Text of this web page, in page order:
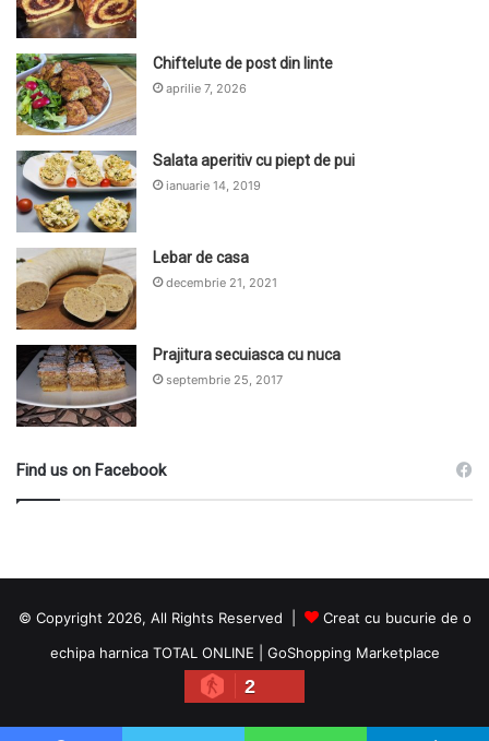
Chiftelute de post din linte
aprilie 7, 2026
Salata aperitiv cu piept de pui
ianuarie 14, 2019
Lebar de casa
decembrie 21, 2021
Prajitura secuiasca cu nuca
septembrie 25, 2017
Find us on Facebook
© Copyright 2026, All Rights Reserved |
Creat cu bucurie de o
echipa harnica TOTAL ONLINE
GoShopping Marketplace
2